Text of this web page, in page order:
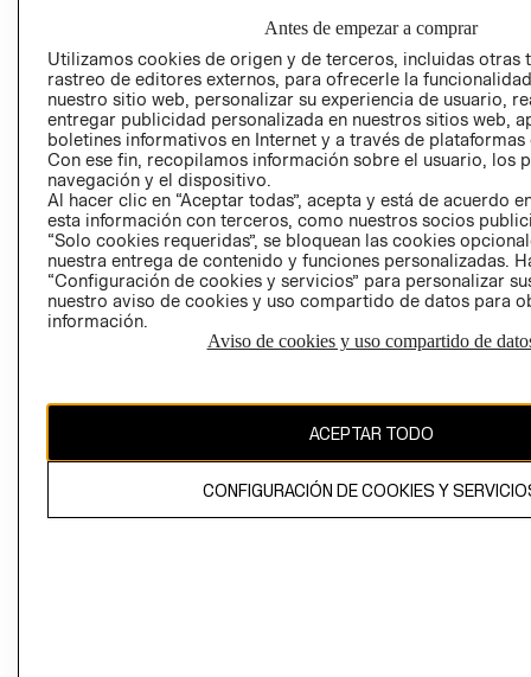
AVISO DE
PRIVACIDAD
GIFT CARD
AVISO DE
propiedad de H&M Hennes & Mauritz AB
Antes de empezar a comprar
Utilizamos cookies de origen y de terceros, incluidas otras
rastreo de editores externos, para ofrecerle la
nuestro sitio web, personalizar su experiencia de usuario,
entregar publicidad personalizada en nuestros sitios web,
boletines informativos en Internet y a través de plataformas
Con ese fin, recopilamos información sobre el usuario, los
navegación y el dispositivo.
Al hacer clic en “Aceptar todas”, acepta y está de acuerdo
esta información con terceros, como nuestros socios
“Solo cookies requeridas”, se bloquean las cookies
nuestra entrega de contenido y funciones personalizadas.
“Configuración de cookies y servicios” para personalizar
nuestro aviso de cookies y uso compartido de datos para
información.
Aviso de cookies y uso compartido de
ACEPTAR TODO
CONFIGURACIÓN DE COOKIES Y